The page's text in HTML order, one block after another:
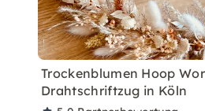
Trockenblumen Hoop
Drahtschriftzug in Köln